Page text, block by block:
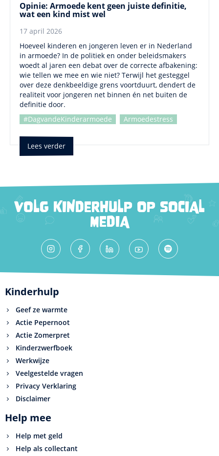
Opinie: Armoede kent geen juiste definitie,
wat een kind mist wel
17 april 2026
Hoeveel kinderen en jongeren leven er in Nederland
in armoede? In de politiek en onder beleidsmakers
woedt al jaren een debat over de correcte afbakening:
wie tellen we mee en wie niet? Terwijl het gesteggel
over deze denkbeeldige grens voortduurt, dendert de
realiteit voor jongeren net binnen én net buiten de
definitie door.
#DagvandeKinderarmoede
Armoedestress
Lees verder
VOLG KINDERHULP OP SOCIAL
MEDIA
Kinderhulp
Geef ze warmte
Actie Pepernoot
Actie Zomerpret
Kinderzwerfboek
Werkwijze
Veelgestelde vragen
Privacy Verklaring
Disclaimer
Help mee
Help met geld
Help als collectant